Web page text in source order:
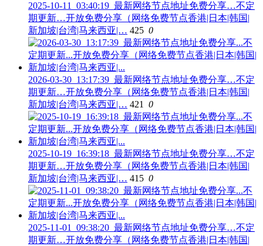
2025-10-11_03:40:19_最新网络节点地址免费分享…不定
期更新…开放免费分享（网络免费节点香港|日本|韩国|
新加坡|台湾|马来西亚|… 425 0
2026-03-30_13:17:39_最新网络节点地址免费分享…不定
期更新…开放免费分享（网络免费节点香港|日本|韩国|
新加坡|台湾|马来西亚|… 421 0
2025-10-19_16:39:18_最新网络节点地址免费分享…不定
期更新…开放免费分享（网络免费节点香港|日本|韩国|
新加坡|台湾|马来西亚|… 415 0
2025-11-01_09:38:20_最新网络节点地址免费分享…不定
期更新…开放免费分享（网络免费节点香港|日本|韩国|